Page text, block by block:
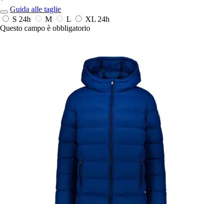
Guida alle taglie
S 24h M L XL 24h
Questo campo è obbligatorio